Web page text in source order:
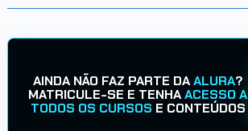
AINDA NÃO FAZ PARTE DAALURA?
MATRICULE-SE E TENHAACESSO A
TODOS OS CURSOS E CONTEÚDOS